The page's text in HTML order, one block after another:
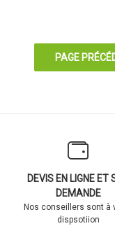
DEVIS EN LIGNE ET
DEMANDE
Nos conseillers sont à
dispsotiion